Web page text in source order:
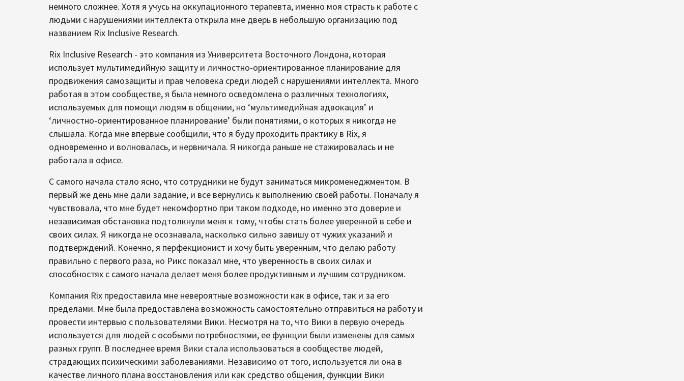
немного сложнее. Хотя я учусь на оккупационного терапевта, именно моя страсть к работе с
людьми с нарушениями интеллекта открыла мне дверь в небольшую организацию под
названием Rix Inclusive Research.
Rix Inclusive Research - это компания из Университета Восточного Лондона, которая
использует мультимедийную защиту и личностно-ориентированное планирование для
продвижения самозащиты и прав человека среди людей с нарушениями интеллекта. Много
работая в этом сообществе, я была немного осведомлена о различных технологиях,
используемых для помощи людям в общении, но ‘мультимедийная адвокация’ и
‘личностно-ориентированное планирование’ были понятиями, о которых я никогда не
слышала. Когда мне впервые сообщили, что я буду проходить практику в Rix, я
одновременно и волновалась, и нервничала. Я никогда раньше не стажировалась и не
работала в офисе.
С самого начала стало ясно, что сотрудники не будут заниматься микроменеджментом. В
первый же день мне дали задание, и все вернулись к выполнению своей работы. Поначалу я
чувствовала, что мне будет некомфортно при таком подходе, но именно это доверие и
независимая обстановка подтолкнули меня к тому, чтобы стать более уверенной в себе и
своих силах. Я никогда не осознавала, насколько сильно завишу от чужих указаний и
подтверждений. Конечно, я перфекционист и хочу быть уверенным, что делаю работу
правильно с первого раза, но Рикс показал мне, что уверенность в своих силах и
способностях с самого начала делает меня более продуктивным и лучшим сотрудником.
Компания Rix предоставила мне невероятные возможности как в офисе, так и за его
пределами. Мне была предоставлена возможность самостоятельно отправиться на работу и
провести интервью с пользователями Вики. Несмотря на то, что Вики в первую очередь
используется для людей с особыми потребностями, ее функции были изменены для самых
разных групп. В последнее время Вики стала использоваться в сообществе людей,
страдающих психическими заболеваниями. Независимо от того, используется ли она в
качестве личного плана восстановления или как средство общения, функции Вики